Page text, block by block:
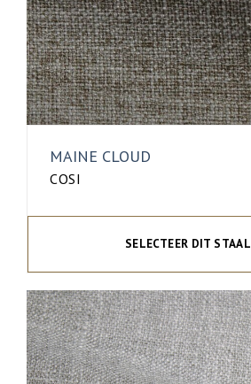
MAINE CLOUD
COSI
SELECTEER DIT STAAL